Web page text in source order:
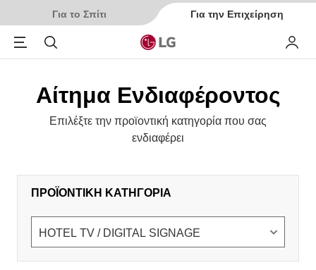
Για το Σπίτι Για την Επιχείρηση
Αναζήτηση My LG
Αίτημα Ενδιαφέροντος
Επιλέξτε την προϊοντική κατηγορία που σας
ενδιαφέρει
ΠΡΟΪΟΝΤΙΚΗ ΚΑΤΗΓΟΡΙΑ